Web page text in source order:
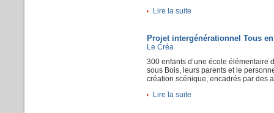
Lire la suite
Projet intergénérationnel Tous
Le Créa
300 enfants d’une école élémentaire
sous Bois, leurs parents et le
création scénique, encadrés par des
Lire la suite